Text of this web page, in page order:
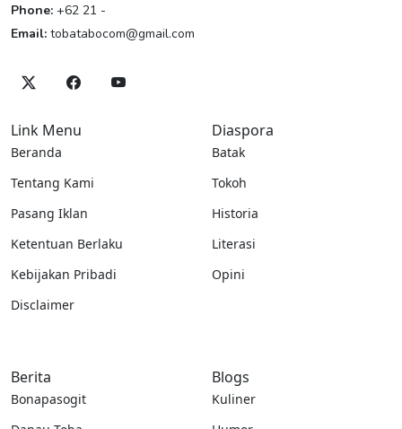
Phone: +62 21 -
Email: tobatabocom@gmail.com
Link Menu
Beranda
Tentang Kami
Pasang Iklan
Ketentuan Berlaku
Kebijakan Pribadi
Disclaimer
Diaspora
Batak
Tokoh
Historia
Literasi
Opini
Berita
Bonapasogit
Blogs
Kuliner